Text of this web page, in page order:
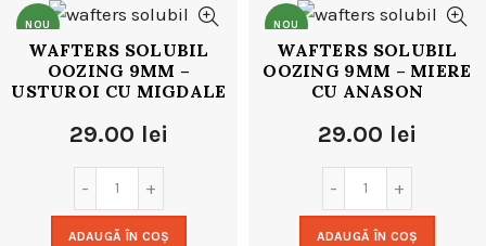
NOU
WAFTERS SOLUBIL
OOZING 9MM –
USTUROI CU MIGDALE
29.00 lei
ADAUGĂ ÎN COȘ
NOU
WAFTERS SOLUBIL
OOZING 9MM – MIERE
CU ANASON
29.00 lei
ADAUGĂ ÎN COȘ